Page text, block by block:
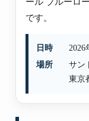
です。
日時
2026
場所
サン
東京